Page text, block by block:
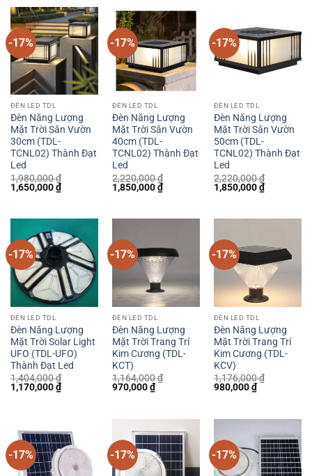
-17%
ĐÈN LED TDL
Đèn Năng Lượng
Mặt Trời Sân Vườn
30cm (TDL-
TCNL02) Thành Đạt
Led
1,980,000₫
Giá
gốc
1,650,000₫Giá
hiện
1,650,000 ₫.
-17%
ĐÈN LED TDL
Đèn Năng Lượng
Mặt Trời Sân Vườn
40cm (TDL-
TCNL02) Thành Đạt
Led
2,220,000₫
Giá
gốc
1,850,000₫Giá
hiện
1,850,000 ₫.
-17%
ĐÈN LED TDL
Đèn Năng Lượng
Mặt Trời Sân Vườn
50cm (TDL-
TCNL02) Thành Đạt
Led
2,220,000₫
Giá
gốc
1,850,000₫Giá
hiện
1,850,000
-17%
ĐÈN LED TDL
Đèn Năng Lượng
Mặt Trời Solar Light
UFO (TDL-UFO)
Thành Đạt Led
1,404,000₫
Giá
gốc
1,170,000₫Giá
hiện
-17%
ĐÈN LED TDL
Đèn Năng Lượng
Mặt Trời Trang Trí
Kim Cương (TDL-
KCT)
1,164,000₫
Giá
970,000₫Giá
hiện
970,000 ₫.
-17%
ĐÈN LED TDL
Đèn Năng Lượng
Mặt Trời Trang Trí
Kim Cương (TDL-
KCV)
1,176,000₫
Giá
980,000₫Giá
hiện
980,000 ₫.
-17% -17% -17%